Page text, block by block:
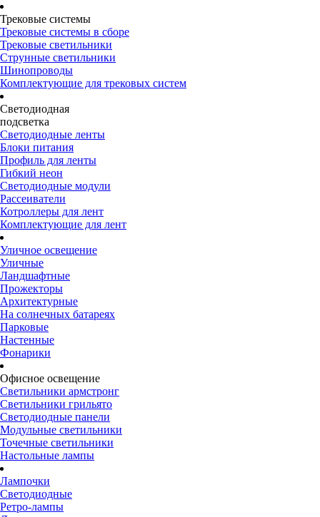
Трековые системы
Трековые системы в сборе
Трековые светильники
Струнные светильники
Шинопроводы
Комплектующие для трековых систем
Светодиодная
подсветка
Светодиодные ленты
Блоки питания
Профиль для ленты
Гибкий неон
Светодиодные модули
Рассеиватели
Котроллеры для лент
Комплектующие для лент
Уличное освещение
Уличные
Ландшафтные
Прожекторы
Архитектурные
На солнечных батареях
Парковые
Настенные
Фонарики
Офисное освещение
Светильники армстронг
Светильники грильято
Светодиодные панели
Модульные светильники
Точечные светильники
Настольные лампы
Лампочки
Светодиодные
Ретро-лампы